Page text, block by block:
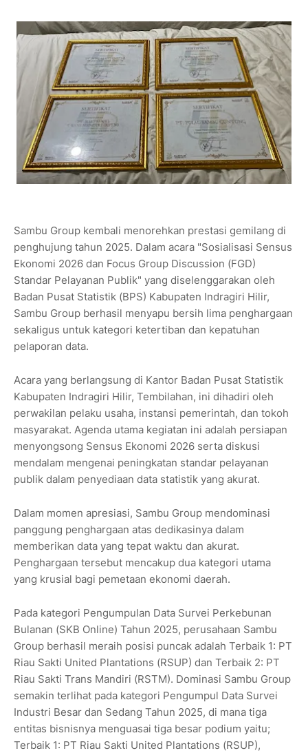
Sambu Group kembali menorehkan prestasi gemilang di
penghujung tahun 2025. Dalam acara "Sosialisasi Sensus
Ekonomi 2026 dan Focus Group Discussion (FGD)
Standar Pelayanan Publik" yang diselenggarakan oleh
Badan Pusat Statistik (BPS) Kabupaten Indragiri Hilir,
Sambu Group berhasil menyapu bersih lima penghargaan
sekaligus untuk kategori ketertiban dan kepatuhan
pelaporan data.
Acara yang berlangsung di Kantor Badan Pusat Statistik
Kabupaten Indragiri Hilir, Tembilahan, ini dihadiri oleh
perwakilan pelaku usaha, instansi pemerintah, dan tokoh
masyarakat. Agenda utama kegiatan ini adalah persiapan
menyongsong Sensus Ekonomi 2026 serta diskusi
mendalam mengenai peningkatan standar pelayanan
publik dalam penyediaan data statistik yang akurat.
Dalam momen apresiasi, Sambu Group mendominasi
panggung penghargaan atas dedikasinya dalam
memberikan data yang tepat waktu dan akurat.
Penghargaan tersebut mencakup dua kategori utama
yang krusial bagi pemetaan ekonomi daerah.
Pada kategori Pengumpulan Data Survei Perkebunan
Bulanan (SKB Online) Tahun 2025, perusahaan Sambu
Group berhasil meraih posisi puncak adalah Terbaik 1: PT
Riau Sakti United Plantations (RSUP) dan Terbaik 2: PT
Riau Sakti Trans Mandiri (RSTM). Dominasi Sambu Group
semakin terlihat pada kategori Pengumpul Data Survei
Industri Besar dan Sedang Tahun 2025, di mana tiga
entitas bisnisnya menguasai tiga besar podium yaitu;
Terbaik 1: PT Riau Sakti United Plantations (RSUP),